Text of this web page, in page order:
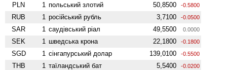
PLN 1 польський злотий 50,8500 -0.5800
RUB 1 російський рубль 3,7100 -0.0500
SAR 1 саудівський ріал 49,5500 0.0000
SEK 1 шведська крона 22,1800 -0.1800
SGD 1 сінгапурський долар 139,0100 -0.5500
THB 1 таїландський бат 5,5400 -0.0200